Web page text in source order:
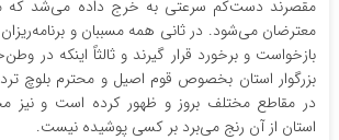
مقصرند دست‌کم سرعتی به خرج داده می‌شد که
معترضان می‌شود. در ثانی همه مسببان و
بازخواست و برخورد قرار گیرند و ثالثاً اینکه در
بزرگوار استان بخصوص قوم اصیل و محترم بلوچ
در مقاطع مختلف بروز و ظهور کرده است و نیز
استان از آن رنج می‌برد بر کسی پوشیده نیست.